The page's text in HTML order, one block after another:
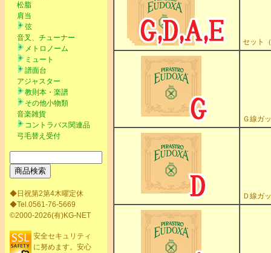
松脂
肩当
弦
音叉、チューナー
メトロノーム
ミュート
譜面台
アジャスター
教則本・楽譜
その他小物類
音楽雑貨
コントラバス関連品
弓毛替え受付
◆日祝第2第4木曜定休
◆Tel.0561-76-5669
©2000-2026(有)KG-NET
安全セキュリティ
に努めます。安心
セット
Ｇ線ガ
Ｄ線ガ